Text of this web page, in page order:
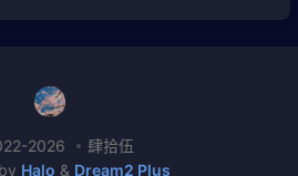
2026
肆拾伍
Halo & Dream2 Plus